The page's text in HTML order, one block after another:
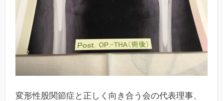
変形性股関節症と正しく向き合う会の代表理事、